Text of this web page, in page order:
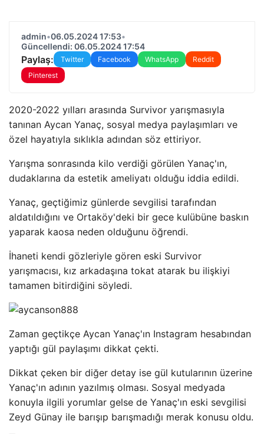
admin•06.05.2024 17:53•
Güncellendi: 06.05.2024 17:54
Paylaş: Twitter Facebook WhatsApp
Reddit
Pinterest
2020-2022 yılları arasında Survivor yarışmasıyla
tanınan Aycan Yanaç, sosyal medya paylaşımları ve
özel hayatıyla sıklıkla adından söz ettiriyor.
Yarışma sonrasında kilo verdiği görülen Yanaç'ın,
dudaklarına da estetik ameliyatı olduğu iddia edildi.
Yanaç, geçtiğimiz günlerde sevgilisi tarafından
aldatıldığını ve Ortaköy'deki bir gece kulübüne baskın
yaparak kaosa neden olduğunu öğrendi.
İhaneti kendi gözleriyle gören eski Survivor
yarışmacısı, kız arkadaşına tokat atarak bu ilişkiyi
tamamen bitirdiğini söyledi.
Zaman geçtikçe Aycan Yanaç'ın Instagram hesabından
yaptığı gül paylaşımı dikkat çekti.
Dikkat çeken bir diğer detay ise gül kutularının üzerine
Yanaç'ın adının yazılmış olması. Sosyal medyada
konuyla ilgili yorumlar gelse de Yanaç'ın eski sevgilisi
Zeyd Günay ile barışıp barışmadığı merak konusu oldu.